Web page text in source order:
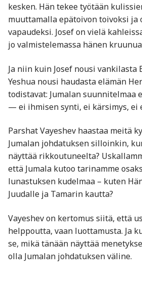
kesken. Hän tekee työtään
muuttamalla epätoivon toivoksi ja
vapaudeksi. Josef on vielä
jo valmistelemassa hänen
Ja niin kuin Josef nousi vankilasta
Yeshua nousi haudasta elämän
todistavat: Jumalan suunnitelmaa
— ei ihmisen synti, ei kärsimys, ei
Parshat Vayeshev haastaa meitä
Jumalan johdatuksen silloinkin,
näyttää rikkoutuneelta?
että Jumala kutoo tarinamme
lunastuksen kudelmaa – kuten
Juudalle ja Tamarin kautta?
Vayeshev on kertomus siitä, että
helppoutta, vaan luottamusta. Ja
se, mikä tänään näyttää
olla Jumalan johdatuksen väline.